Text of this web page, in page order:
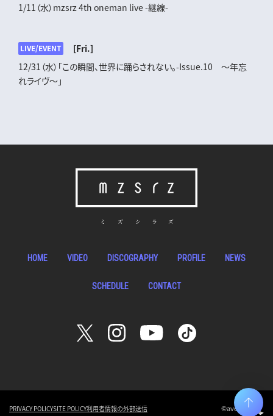
1/11（水）mzsrz 4th oneman live -継線-
LIVE/EVENT
[Fri.]
12/31（水）「この瞬間、世界に踊らされない。-Issue.10 ～年忘
れライヴ～」
HOME VIDEO DISCOGRAPHY PROFILE NEWS
SCHEDULE CONTACT
PRIVACY POLICYSITE POLICY利用者情報の外部送信 ©avex